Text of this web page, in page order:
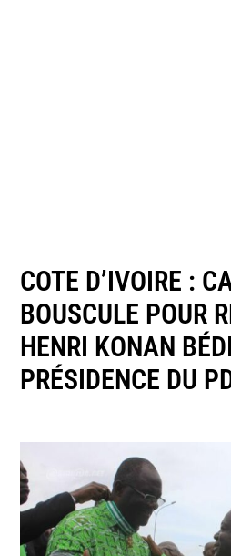
COTE D’IVOIRE :
BOUSCULE POUR
HENRI KONAN
PRÉSIDENCE DU